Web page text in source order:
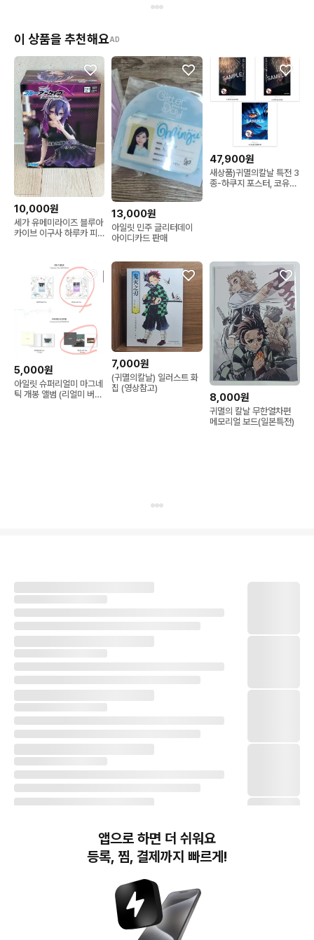
이 상품을 추천해요AD
10,000원
세가 유메미라이즈 블루아
카이브 이구사 하루카 피
13,000원
아일릿 민주 글리터데이
아이디카드 판매
47,900원
새상품)귀멸의칼날 특전 3
종-하쿠지 포스터, 코유키
5,000원
아일릿 슈퍼리얼미 마그네
틱 개봉 앨범 (리얼미 버전
7,000원
(귀멸의칼날) 일러스트 화
집 (영상참고)
8,000원
귀멸의 칼날 무한열차편
메모리얼 보드(일본특전)
번개장터(주) 사업자정보, 이용약관 및 기타 법적고지
번개장터㈜는 통신판매중개자이며, 통신판매의 당사자가 아닙니다. 전자상거래 등에서의
앱으로 하면 더 쉬워요
등록, 찜, 결제까지 빠르게!